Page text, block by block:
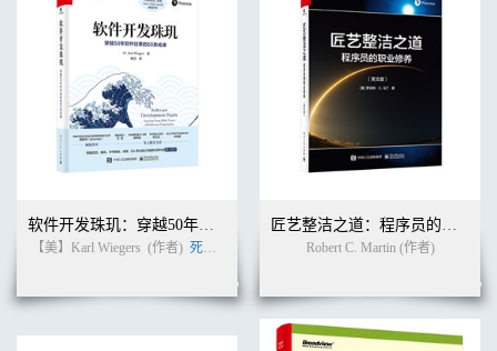
8.7.7 vtable特点总结 508
8.7.8 vtable机制逻辑验证 509
8.8 本章总结 511
第9章 执行引擎 513
9.1 执行引擎概述 514
9.2 取指 516
9.2.1 指令长度 519
9.2.2 JVM的两级取指机制 527
9.3 译码 535
9.3.1 模板表 535
9.3.3 汇编 549
软件开发珠玑：穿越50年软件往事的60条戒律
【美】Karl Wiegers (作者) 死月
匠艺整洁之道：程序员的职业修养（英文版）
Robert C. Martin (作者)